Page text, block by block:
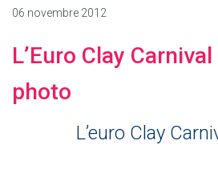
06 novembre 2012
L’Euro Clay
photo
L’euro Clay